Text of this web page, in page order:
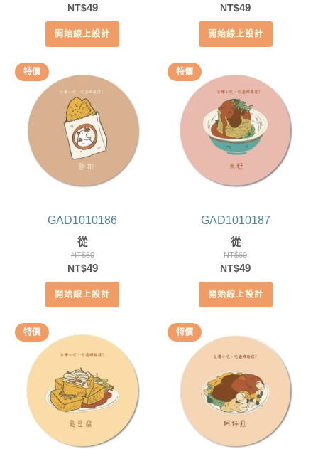
原
始
價
格：
NT$49目
前
價
格：
開始線上設計
原
始
價
格：
NT$49目
前
價
格：
開始線上設計
特價
GAD1010186
從
NT$60
原
始
價
格：
NT$49目
前
價
格：
開始線上設計
特價
GAD1010187
從
NT$60
原
始
價
格：
NT$49目
前
價
格：
開始線上設計
特價 特價